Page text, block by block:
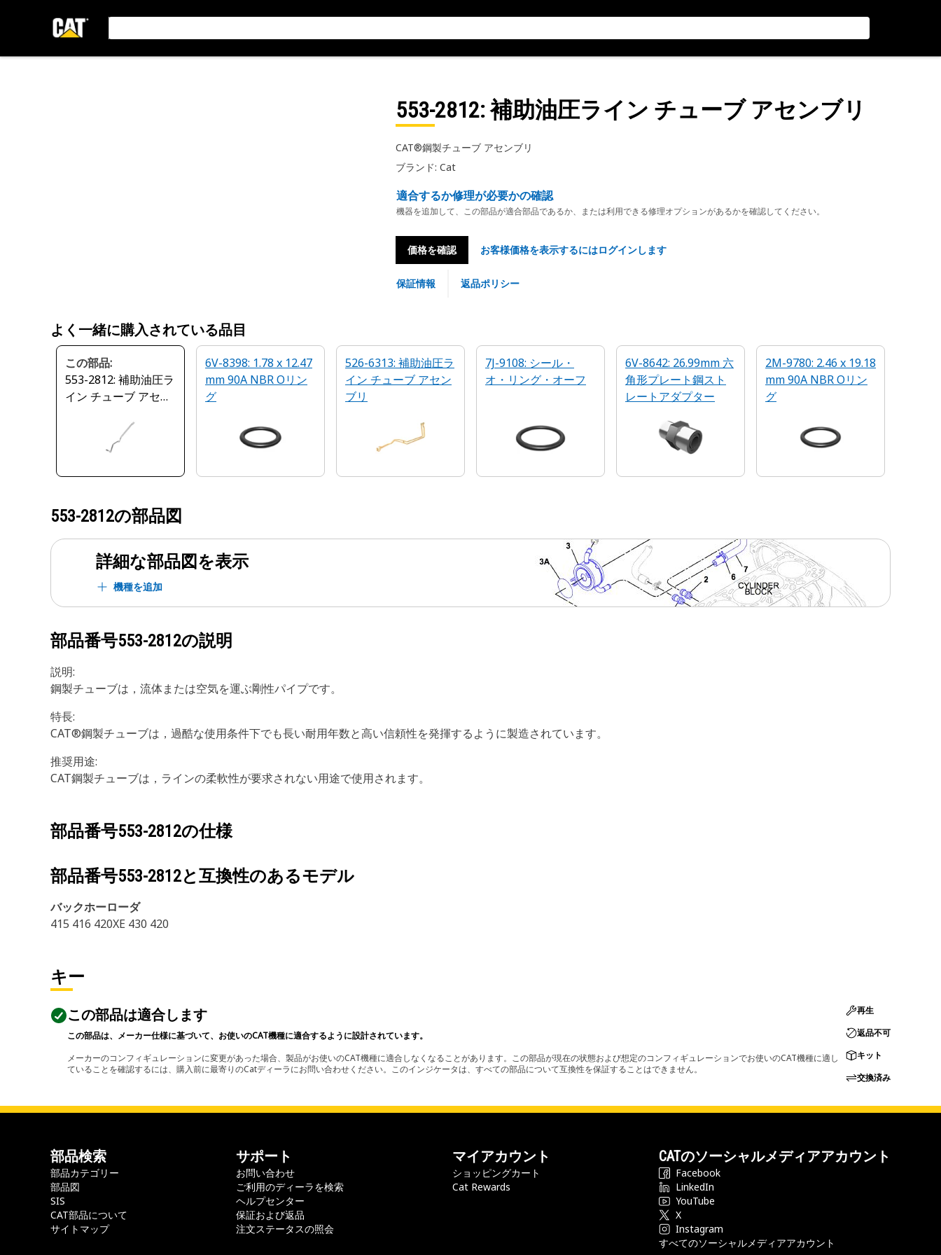
553-2812: 補助油圧ライン チューブ アセンブリ
CAT®鋼製チューブ アセンブリ
ブランド: Cat
適合するか修理が必要かの確認
機器を追加して、この部品が適合部品であるか、または利用できる修理オプションがあるかを確認してください。
価格を確認 お客様価格を表示するにはログインします
保証情報 返品ポリシー
よく一緒に購入されている品目
この部品:
553-2812: 補助油圧ラ
イン チューブ アセン
6V-8398: 1.78 x 12.47
mm 90A NBR Oリン
グ
526-6313: 補助油圧ラ
イン チューブ アセン
ブリ
7J-9108: シール・
オ・リング・オーフ
6V-8642: 26.99mm 六
角形プレート鋼スト
レートアダプター
2M-9780: 2.46 x 19.18
mm 90A NBR Oリン
グ
553-2812の部品図
詳細な部品図を表示
機種を追加
部品番号553-2812の説明
説明:
鋼製チューブは，流体または空気を運ぶ剛性パイプです。
特長:
CAT®鋼製チューブは，過酷な使用条件下でも長い耐用年数と高い信頼性を発揮するように製造されています。
推奨用途:
CAT鋼製チューブは，ラインの柔軟性が要求されない用途で使用されます。
部品番号553-2812の仕様
部品番号553-2812と互換性のあるモデル
バックホーローダ
415 416 420XE 430 420
キー
この部品は適合します
この部品は、メーカー仕様に基づいて、お使いのCAT機種に適合するように設計されています。
メーカーのコンフィギュレーションに変更があった場合、製品がお使いのCAT機種に適合しなくなることがあります。この部品が現在の状態および想定のコンフィギュレーションでお使いのCAT機種に適し
ていることを確認するには、購入前に最寄りのCatディーラにお問い合わせください。このインジケータは、すべての部品について互換性を保証することはできません。
再生
返品不可
キット
交換済み
部品検索
部品カテゴリー
部品図
SIS
CAT部品について
サイトマップ
サポート
お問い合わせ
ご利用のディーラを検索
ヘルプセンター
保証および返品
注文ステータスの照会
マイアカウント
ショッピングカート
Cat Rewards
CATのソーシャルメディアアカウント
Facebook
LinkedIn
YouTube
X
Instagram
すべてのソーシャルメディアアカウント